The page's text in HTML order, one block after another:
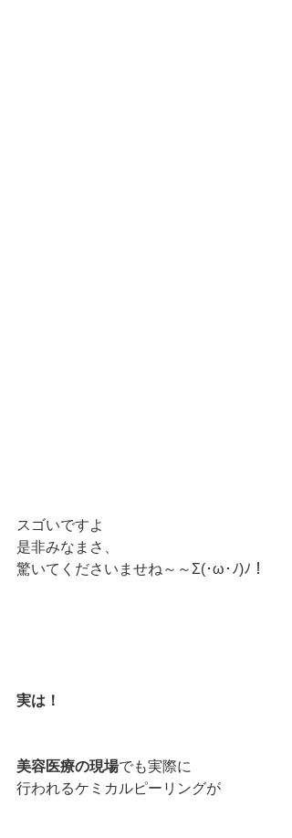
スゴいですよ
是非みなまさ、
驚いてくださいませね～～Σ(･ω･ﾉ)ﾉ！
実は！
美容医療の現場でも実際に
行われるケミカルピーリングが